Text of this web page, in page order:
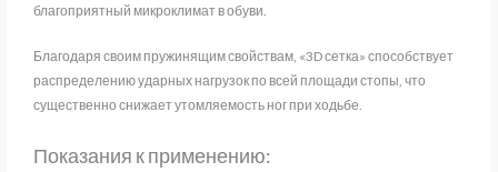
благоприятный микроклимат в обуви.
Благодаря своим пружинящим свойствам, «3D сетка» способствует
распределению ударных нагрузок по всей площади стопы, что
существенно снижает утомляемость ног при ходьбе.
Показания к применению: